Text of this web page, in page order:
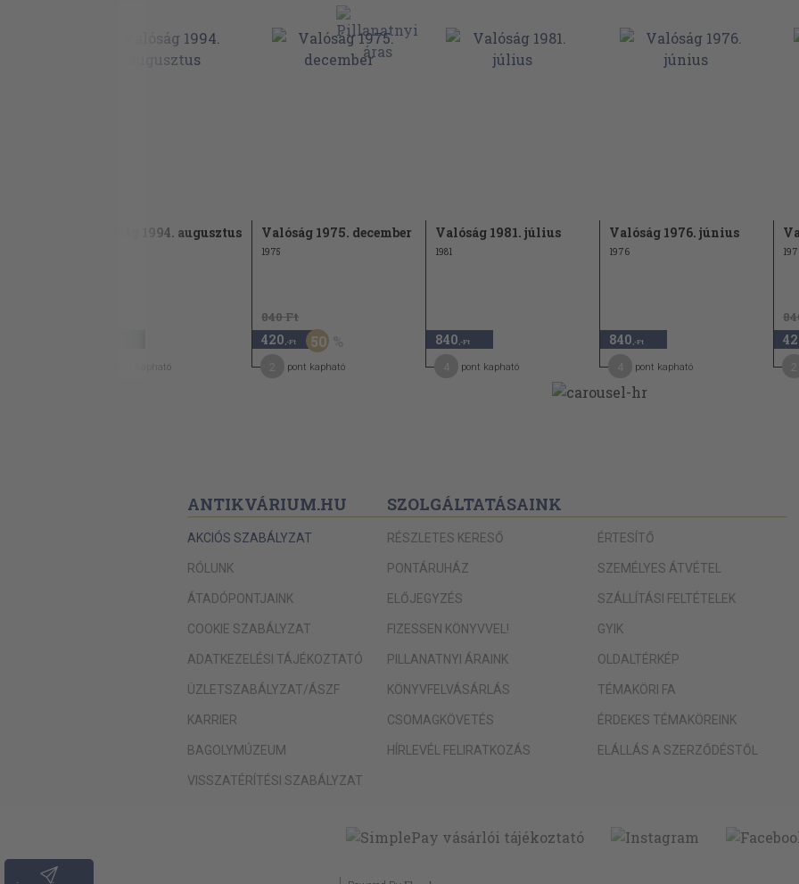
Valóság 1994. augusztus
pont kapható
Valóság 1975. december
1975
840 Ft
420 ,-Ft 50
pont kapható
Valóság 1981. július
1981
840 ,-Ft
pont kapható
Valóság 1976. június
1976
840 ,-Ft
pont kapható
ANTIKVÁRIUM.HU
AKCIÓS SZABÁLYZAT
RÓLUNK
ÁTADÓPONTJAINK
COOKIE SZABÁLYZAT
ADATKEZELÉSI TÁJÉKOZTATÓ
ÜZLETSZABÁLYZAT/ÁSZF
KARRIER
BAGOLYMÚZEUM
VISSZATÉRÍTÉSI SZABÁLYZAT
SZOLGÁLTATÁSAINK
RÉSZLETES KERESŐ
PONTÁRUHÁZ
ELŐJEGYZÉS
FIZESSEN KÖNYVVEL!
PILLANATNYI ÁRAINK
KÖNYVFELVÁSÁRLÁS
CSOMAGKÖVETÉS
HÍRLEVÉL FELIRATKOZÁS
ÉRTESÍTŐ
SZEMÉLYES ÁTVÉTEL
SZÁLLÍTÁSI FELTÉTELEK
GYIK
OLDALTÉRKÉP
TÉMAKÖRI FA
ÉRDEKES TÉMAKÖREINK
ELÁLLÁS A SZERZŐDÉSTŐL